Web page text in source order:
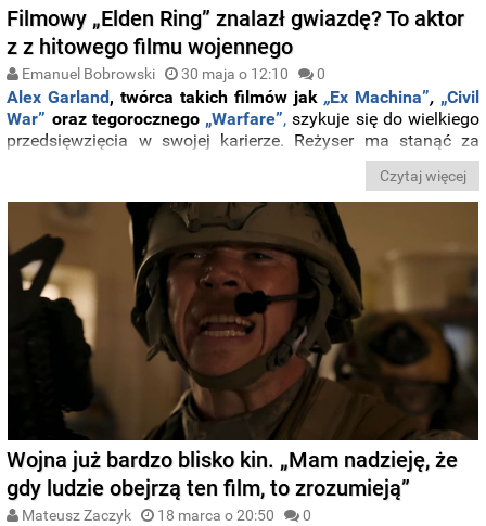
Filmowy „Elden Ring” znalazł gwiazdę? To aktor
z z hitowego filmu wojennego
Emanuel Bobrowski 30 maja o 12:10 0
Alex Garland , twórca takich filmów jak „Ex Machina”, „Civil
War” oraz tegorocznego „Warfare”, szykuje się do wielkiego
przedsięwzięcia w swojej karierze. Reżyser ma stanąć za
kamerą aktorskiej adaptacji kultowej gry „Elden Ring”.Do
– młody brytyjski
aktor znany z serialu Netflixa „Heartstopper” oraz
wspomnianego już świetnie ocenianego „Warfare”.
Czytaj więcej
Wojna już bardzo blisko kin. „Mam nadzieję, że
gdy ludzie obejrzą ten film, to zrozumieją”
Mateusz Zaczyk 18 marca o 20:50 0